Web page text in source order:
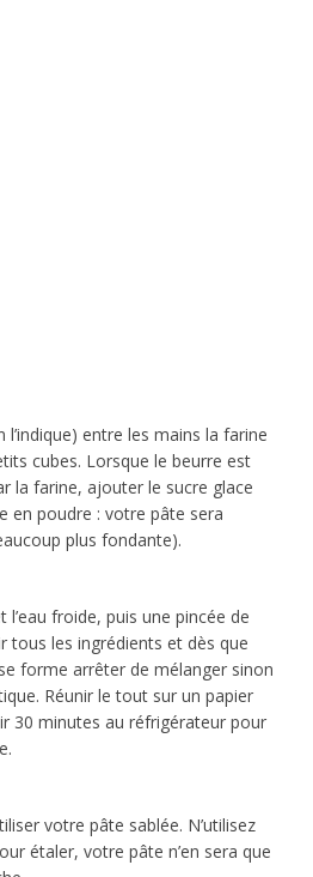
entre les mains la farine
cubes. Lorsque le beurre est
la farine, ajouter le sucre glace
en poudre : votre pâte sera
plus fondante).
froide, puis une pincée de
tous les ingrédients et dès que
forme arrêter de mélanger sinon
Réunir le tout sur un papier
30 minutes au réfrigérateur pour
votre pâte sablée. N’utilisez
étaler, votre pâte n’en sera que